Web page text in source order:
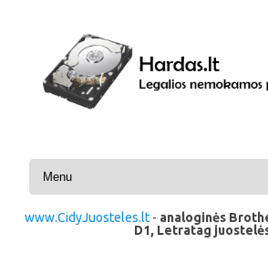
Pereiti prie turinio
www.CidyJuosteles.lt- analoginės
D1, Letratag